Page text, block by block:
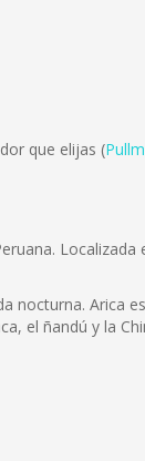
que elijas (
Localizada
nocturna. Arica
el ñandú y la